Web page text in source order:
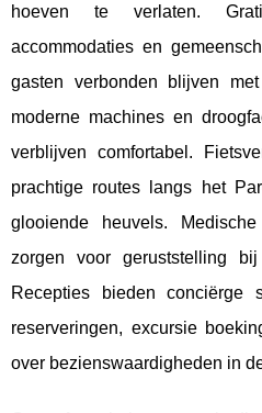
hoeven te verlaten.
accommodaties en
gasten verbonden blijven
moderne machines en
verblijven comfortabel.
prachtige routes langs het
glooiende heuvels.
zorgen voor geruststelling
Recepties bieden conciërge
reserveringen, excursie
over bezienswaardigheden in